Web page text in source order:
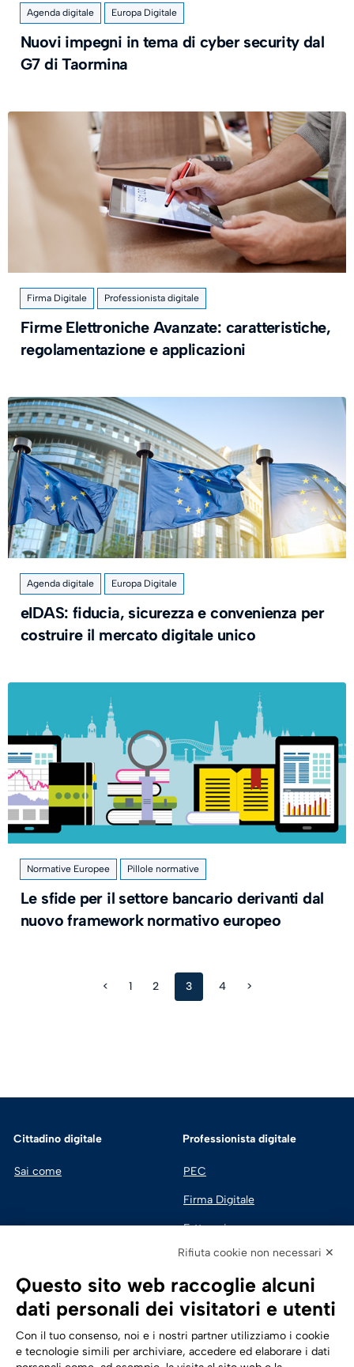
Agenda digitale Europa Digitale
Nuovi impegni in tema di cyber security dal
G7 di Taormina
Firma Digitale Professionista digitale
Firme Elettroniche Avanzate: caratteristiche,
regolamentazione e applicazioni
Agenda digitale Europa Digitale
eIDAS: fiducia, sicurezza e convenienza per
costruire il mercato digitale unico
Normative Europee Pillole normative
Le sfide per il settore bancario derivanti dal
nuovo framework normativo europeo
< 1 2 3 4 >
Cittadino digitale
Sai come
Professionista digitale
PEC
Firma Digitale
Fatturazione
Sicurezza Digitale
Cloud
Rifiuta cookie non necessari ✕
Questo sito web raccoglie alcuni
dati personali dei visitatori e utenti
Con il tuo consenso, noi e i nostri partner utilizziamo i cookie
e tecnologie simili per archiviare, accedere ed elaborare i dati